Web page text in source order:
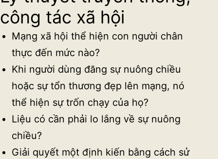
công tác xã hội
Mạng xã hội thể hiện con người chân
thực đến mức nào?
Khi người dùng đăng sự nuông chiều
hoặc sự tổn thương đẹp lên mạng, nó
thể hiện sự trốn chạy của họ?
Liệu có cần phải lo lắng về sự nuông
chiều?
Giải quyết một định kiến bằng cách sử